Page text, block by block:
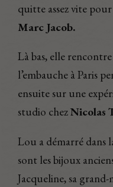
quitte assez vite
Marc Jacob.
Là bas, elle
l’embauche à Paris
ensuite sur une
studio chezNicolas
Lou a démarré dans
sont les bijoux
Jacqueline, sa